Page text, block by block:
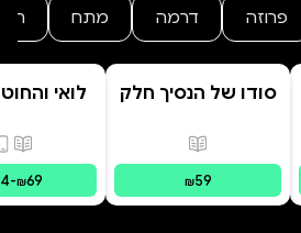
פרוזה דרמה מתח
מודפס
סודו של הנסיך חלק
הנסתר
פורמטים זמינים
מודפס
₪59
לואי
-₪69